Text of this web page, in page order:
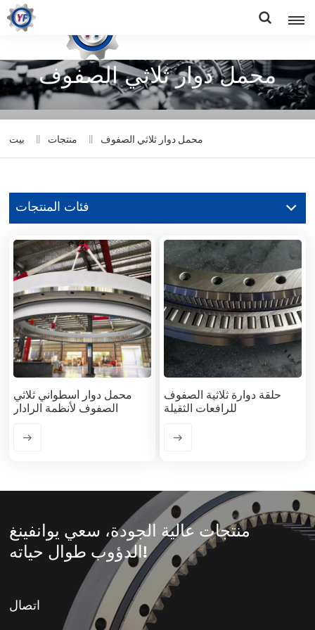
محمل دوار ثلاثي الصفوف
بيت منتجات محمل دوار ثلاثي الصفوف
فئات المنتجات
محمل دوار أسطواني ثلاثي
الصفوف لأنظمة الرادار
حلقة دوارة ثلاثية الصفوف
للرافعات الثقيلة
منتجات عالية الجودة، سعي يوانفينغ
الدؤوب طوال حياته!
اتصال